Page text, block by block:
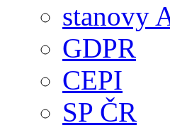
stanovy
GDPR
CEPI
SP ČR